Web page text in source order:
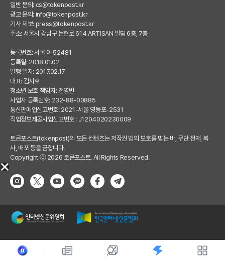
일반 문의: cs@tokenpost.kr
광고 문의: info@tokenpost.kr
기사 제보: press@tokenpost.kr
주소: 서울시 강남구 논현로 614 ARTISAN 빌딩 6층, 7층
등록번호: 서울 아 52481
등록일: 2018.01.02
발행 일자: 2017.02.17
대표: 김지호
청소년 보호 책임자: 전영빈
사업자 등록번호: 232-88-00885
통신판매업신고번호: 2021-서울 영등포-2531
직업정보제공사업신고번호 : J1204020230009
토큰포스트(tokenpost)의 모든 컨텐츠는 저작권 법의 보호를 받는 바, 무단 전재, 복
사, 배포 등을 금합니다.
Copyright ⓒ 2026 토큰포스트. All Rights Reserved.